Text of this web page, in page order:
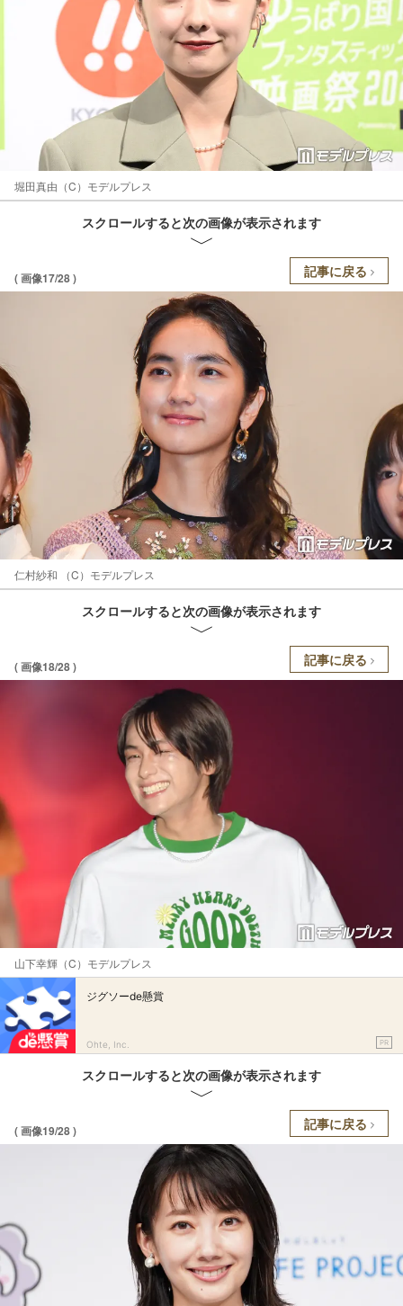
堀田真由（C）モデルプレス
スクロールすると次の画像が表示されます
( 画像17/28 ) 記事に戻る
仁村紗和 （C）モデルプレス
スクロールすると次の画像が表示されます
( 画像18/28 ) 記事に戻る
山下幸輝（C）モデルプレス
ジグソーde懸賞
Ohte, Inc. PR
スクロールすると次の画像が表示されます
( 画像19/28 ) 記事に戻る